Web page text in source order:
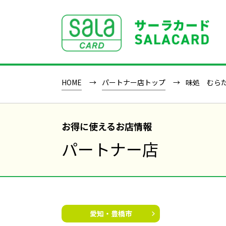
HOME パートナー店トップ 味処 むら
お得に使えるお店情報
パートナー店
愛知・豊橋市